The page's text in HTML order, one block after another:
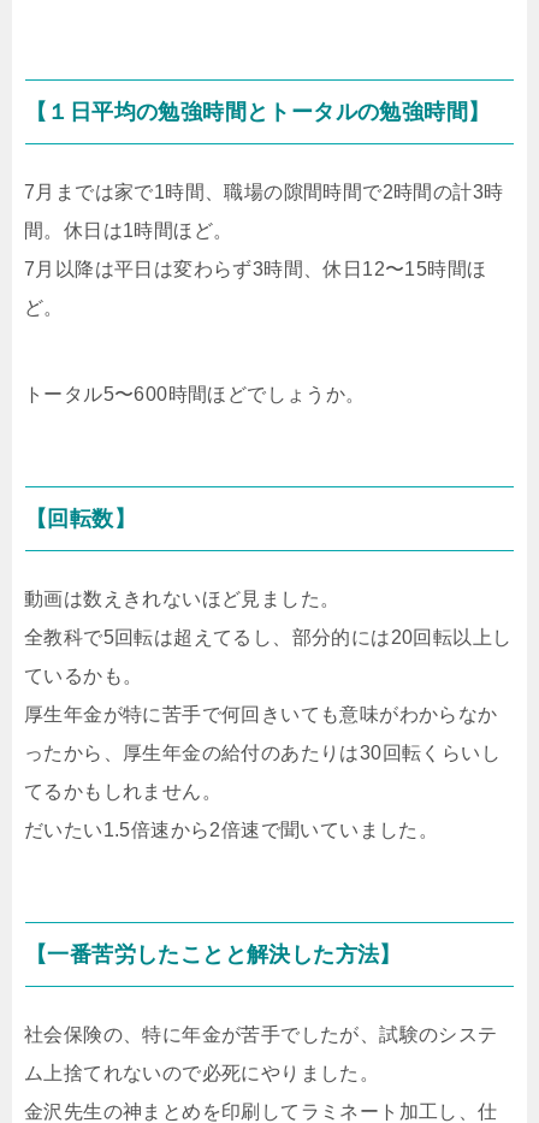
【１日平均の勉強時間とトータルの勉強時間】
7月までは家で1時間、職場の隙間時間で2時間の計3時
間。休日は1時間ほど。
7月以降は平日は変わらず3時間、休日12〜15時間ほ
ど。
トータル5〜600時間ほどでしょうか。
【回転数】
動画は数えきれないほど見ました。
全教科で5回転は超えてるし、部分的には20回転以上し
ているかも。
厚生年金が特に苦手で何回きいても意味がわからなか
ったから、厚生年金の給付のあたりは30回転くらいし
てるかもしれません。
だいたい1.5倍速から2倍速で聞いていました。
【一番苦労したことと解決した方法】
社会保険の、特に年金が苦手でしたが、試験のシステ
ム上捨てれないので必死にやりました。
金沢先生の神まとめを印刷してラミネート加工し、仕